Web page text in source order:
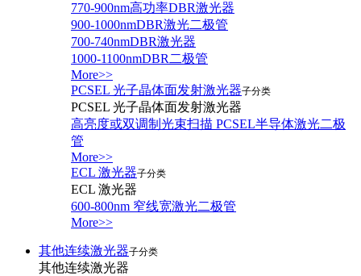
770-900nm高功率DBR激光器
900-1000nmDBR激光二极管
700-740nmDBR激光器
1000-1100nmDBR二极管
More>>
PCSEL 光子晶体面发射激光器子分类
PCSEL 光子晶体面发射激光器
高亮度或双调制光束扫描 PCSEL半导体激光二极
管
More>>
ECL 激光器子分类
ECL 激光器
600-800nm 窄线宽激光二极管
More>>
其他连续激光器子分类
其他连续激光器